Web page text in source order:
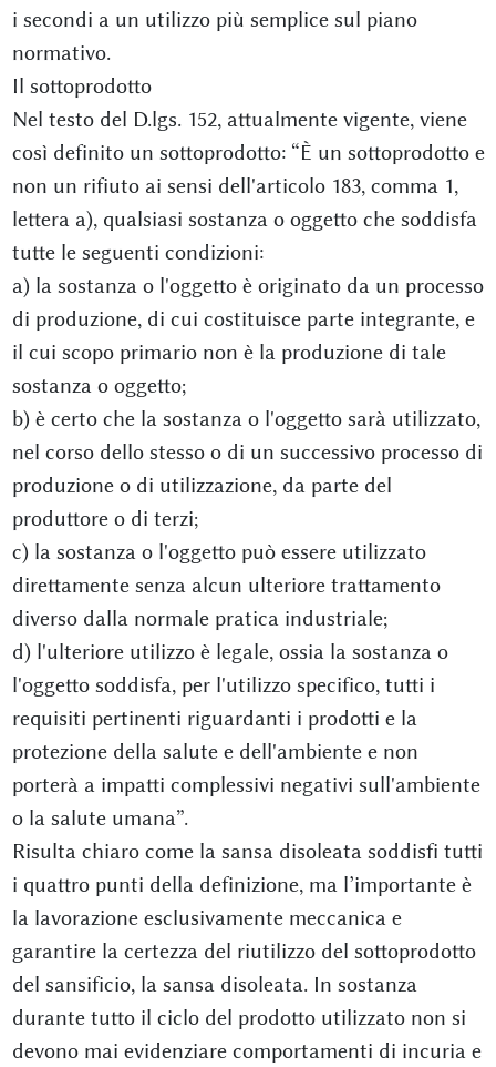
i secondi a un utilizzo più semplice sul piano
normativo.
Il sottoprodotto
Nel testo del D.lgs. 152, attualmente vigente, viene
così definito un sottoprodotto: “È un sottoprodotto e
non un rifiuto ai sensi dell'articolo 183, comma 1,
lettera a), qualsiasi sostanza o oggetto che soddisfa
tutte le seguenti condizioni:
a) la sostanza o l'oggetto è originato da un processo
di produzione, di cui costituisce parte integrante, e
il cui scopo primario non è la produzione di tale
sostanza o oggetto;
b) è certo che la sostanza o l'oggetto sarà utilizzato,
nel corso dello stesso o di un successivo processo di
produzione o di utilizzazione, da parte del
produttore o di terzi;
c) la sostanza o l'oggetto può essere utilizzato
direttamente senza alcun ulteriore trattamento
diverso dalla normale pratica industriale;
d) l'ulteriore utilizzo è legale, ossia la sostanza o
l'oggetto soddisfa, per l'utilizzo specifico, tutti i
requisiti pertinenti riguardanti i prodotti e la
protezione della salute e dell'ambiente e non
porterà a impatti complessivi negativi sull'ambiente
o la salute umana”.
Risulta chiaro come la sansa disoleata soddisfi tutti
i quattro punti della definizione, ma l’importante è
la lavorazione esclusivamente meccanica e
garantire la certezza del riutilizzo del sottoprodotto
del sansificio, la sansa disoleata. In sostanza
durante tutto il ciclo del prodotto utilizzato non si
devono mai evidenziare comportamenti di incuria e